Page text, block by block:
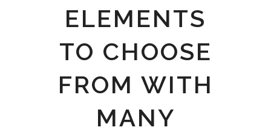
ELEMENTS
TO CHOOSE
FROM WITH
MANY